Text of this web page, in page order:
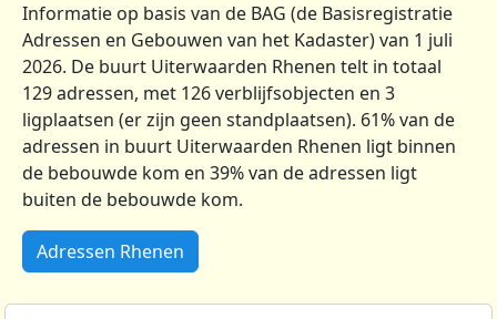
Informatie op basis van de BAG (de Basisregistratie
Adressen en Gebouwen van het Kadaster) van 1 juli
2026. De buurt Uiterwaarden Rhenen telt in totaal
129 adressen, met 126 verblijfsobjecten en 3
ligplaatsen (er zijn geen standplaatsen). 61% van de
adressen in buurt Uiterwaarden Rhenen ligt binnen
de bebouwde kom en 39% van de adressen ligt
buiten de bebouwde kom.
Adressen Rhenen